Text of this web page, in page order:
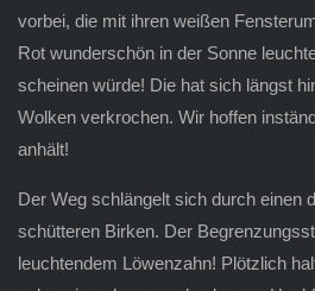
vorbei, die mit ihren weißen
Rot wunderschön in der Sonne
scheinen würde! Die hat sich längst
Wolken verkrochen. Wir hoffen
anhält!
Der Weg schlängelt sich durch einen
schütteren Birken. Der
leuchtendem Löwenzahn! Plötzlich